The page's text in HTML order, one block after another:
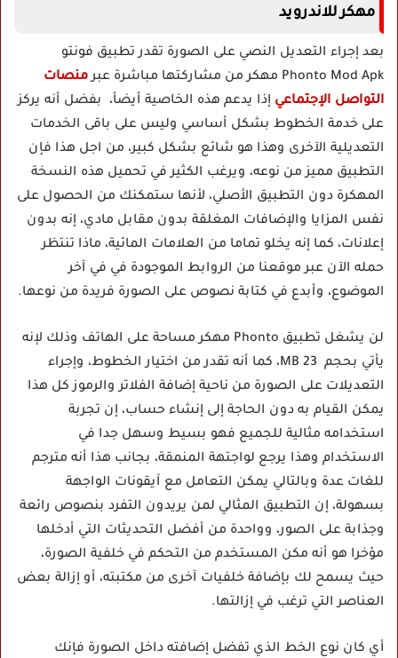
مهكر للاندرويد
بعد إجراء التعديل النصي على الصورة تقدر تطبيق فونتو
Phonto Mod Apk مهكر من مشاركتها مباشرة عبر
منصات
التواصل الإجتماعي إذا يدعم هذه الخاصية أيضأ، بفضل أنه يركز
على خدمة الخطوط بشكل أساسي وليس على باقى الخدمات
التعديلية الآخرى وهذا هو شائع بشكل كبير، من اجل هذا فإن
التطبيق مميز من نوعه، ويرغب الكثير في تحميل هذه النسخة
المهكرة دون التطبيق الأصلي، لأنها ستمكنك من الحصول على
نفس المزايا والإضافات المغلقة بدون مقابل مادي، إنه بدون
إعلانات، كما إنه يخلو تماما من العلامات المائية، ماذا تنتظر
حمله الآن عبر موقعنا من الروابط الموجودة في في آخر
الموضوع، وأبدع في كتابة نصوص على الصورة فريدة من نوعها.
لن يشغل تطبيق Phonto مهكر مساحة على الهاتف وذلك لإنه
يأتي بحجم 23 MB، كما أنه تقدر من اختيار الخطوط، وإجراء
التعديلات على الصورة من ناحية إضافة الفلاتر والرموز كل هذا
يمكن القيام به دون الحاجة إلى إنشاء حساب، إن تجربة
استخدامه مثالية للجميع فهو بسيط وسهل جدا في
الاستخدام وهذا يرجع لواجتهة المنمقة، بجانب هذا أنه مترجم
للغات عدة وبالتالي يمكن التعامل مع آيقونات الواجهة
بسهولة، إن التطبيق المثالي لمن يريدون التفرد بنصوص رائعة
وجذابة على الصور، وواحدة من أفضل التحديثات التي أدخلها
مؤخرا هو أنه مكن المستخدم من التحكم في خلفية الصورة،
حيث يسمح لك بإضافة خلفيات آخرى من مكتبته، أو إزالة بعض
العناصر التي ترغب في إزالتها.
أي كان نوع الخط الذي تفضل إضافته داخل الصورة فإنك